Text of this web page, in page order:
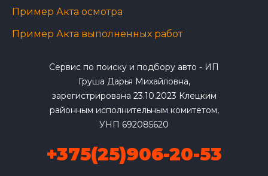
Пример Акта осмотра
Пример Акта выполненных работ
Сервис по поиску и подбору авто - ИП
Груша Дарья Михайловна,
зарегистрирована 23.10.2023 Клецким
районным исполнительным комитетом,
УНП 692085620
+375(25)906-20-53